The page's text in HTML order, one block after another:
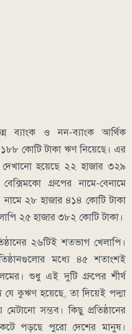
ব্যাংক ও নন-ব্যাংক আর্থিক
১৮৮ কোটি টাকা ঋণ নিয়েছে। এর
দেখানো হয়েছে ২২ হাজার ৩২৯
গ্রুপের নামে-বেনামে
নামে ২৮ হাজার ৪১৪ কোটি টাকা
২৫ হাজার ৩৮২ কোটি টাকা।
২৬টিই শতভাগ খেলাপি।
মধ্যে ৪৫ শতাংশই
শুধু এই দুটি গ্রুপের শীর্ষ
যে কুঋণ হয়েছে, তা দিয়েই পদ্মা
সম্ভব। কিছু প্রতিষ্ঠানের
পড়ছে পুরো দেশের মানুষ।